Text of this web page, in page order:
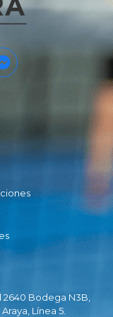
2640 Bodega N3B,
Línea 5.